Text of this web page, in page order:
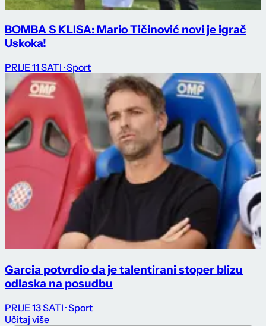
BOMBA S KLISA: Mario Tičinović novi je igrač
Uskoka!
PRIJE 11 SATI · Sport
Garcia potvrdio da je talentirani stoper blizu
odlaska na posudbu
PRIJE 13 SATI · Sport
Učitaj više